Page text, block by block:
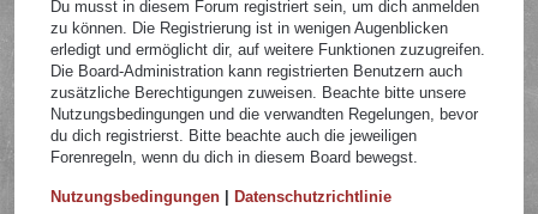
Du musst in diesem Forum registriert sein, um dich anmelden
zu können. Die Registrierung ist in wenigen Augenblicken
erledigt und ermöglicht dir, auf weitere Funktionen zuzugreifen.
Die Board-Administration kann registrierten Benutzern auch
zusätzliche Berechtigungen zuweisen. Beachte bitte unsere
Nutzungsbedingungen und die verwandten Regelungen, bevor
du dich registrierst. Bitte beachte auch die jeweiligen
Forenregeln, wenn du dich in diesem Board bewegst.
Nutzungsbedingungen |Datenschutzrichtlinie